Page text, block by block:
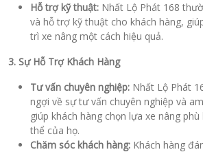
Hỗ trợ kỹ thuật: Nhất Lộ Phát 168
và hỗ trợ kỹ thuật cho khách hàng,
trì xe nâng một cách hiệu quả.
3. Sự Hỗ Trợ Khách Hàng
Tư vấn chuyên nghiệp: Nhất Lộ Phát
ngợi về sự tư vấn chuyên nghiệp và
giúp khách hàng chọn lựa xe nâng
thể của họ.
Chăm sóc khách hàng: Khách hàng